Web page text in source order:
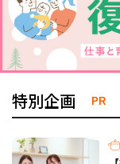
特別企画 PR